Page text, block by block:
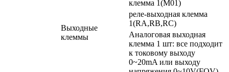
Выходные
клеммы
клемма 1(M01)
реле-выходная клемма
1(RA,RB,RC)
Аналоговая выходная
клемма 1 шт: все подходит
к токовому выходу
0~20mA или выходу